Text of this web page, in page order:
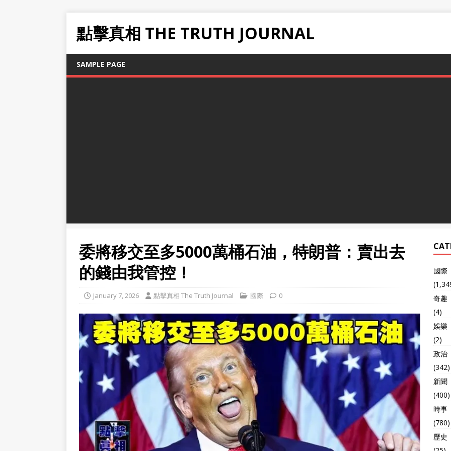
點擊真相 THE TRUTH JOURNAL
SAMPLE PAGE
委將移交至多5000萬桶石油，特朗普：賣出去
的錢由我管控！
January 7, 2026 點擊真相 The Truth Journal 國際 0
國際
奇趣
(4)
娛樂
(2)
政治
(342)
新聞
(400)
時事
(780)
歷史